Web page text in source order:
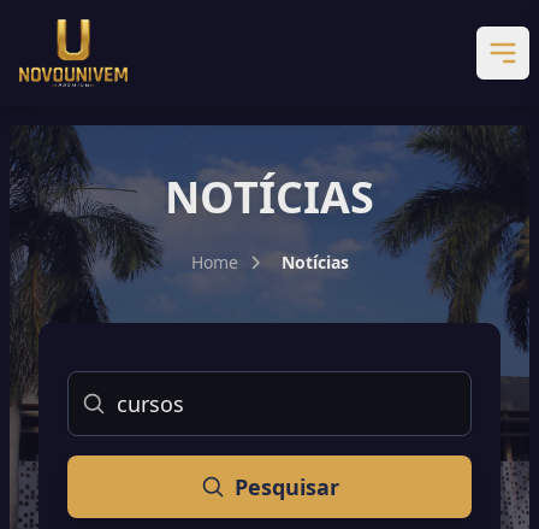
NOTÍCIAS
Home Notícias
Buscar
Pesquisar